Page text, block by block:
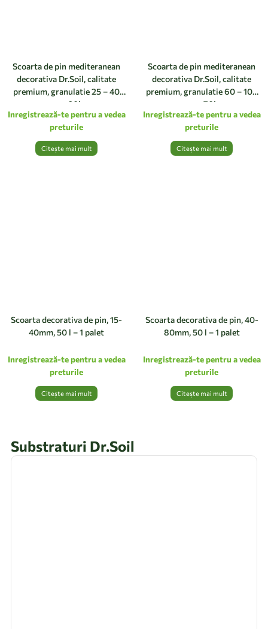
Scoarta de pin mediteranean
decorativa Dr.Soil, calitate
premium, granulatie 25 – 40
mm, 60L
Inregistrează-te pentru a vedea
preturile
Citește mai mult
Scoarta de pin mediteranean
decorativa Dr.Soil, calitate
premium, granulatie 60 – 100
mm, 70L
Inregistrează-te pentru a vedea
preturile
Citește mai mult
Scoarta decorativa de pin, 15-
40mm, 50 l – 1 palet
Inregistrează-te pentru a vedea
preturile
Citește mai mult
Scoarta decorativa de pin, 40-
80mm, 50 l – 1 palet
Inregistrează-te pentru a vedea
preturile
Citește mai mult
Substraturi Dr.Soil